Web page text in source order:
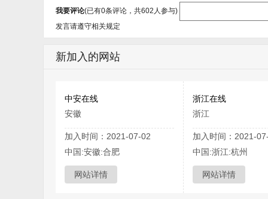
我要评论(已有0条评论，共602 人参与)
发言请遵守相关规定
新加入的网站
中安在线
安徽
加入时间：2021-07-02
中国:安徽:合肥
网站详情
浙江在线
浙江
加入时间：2021-
中国:浙江:杭州
网站详情